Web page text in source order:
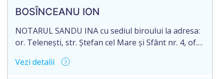
/doisprezece ianuarie anul două mii douăzeci și
șase/. Eliberarea certificatului de moștenitor este
[…]
BOSÎNCEANU ION
NOTARUL SANDU INA cu sediul biroului la adresa:
or. Telenești, str. Ștefan cel Mare și Sfânt nr. 4, of.
succesorale în urma decesului cet. BOSÎNCEANU
Vezi detalii